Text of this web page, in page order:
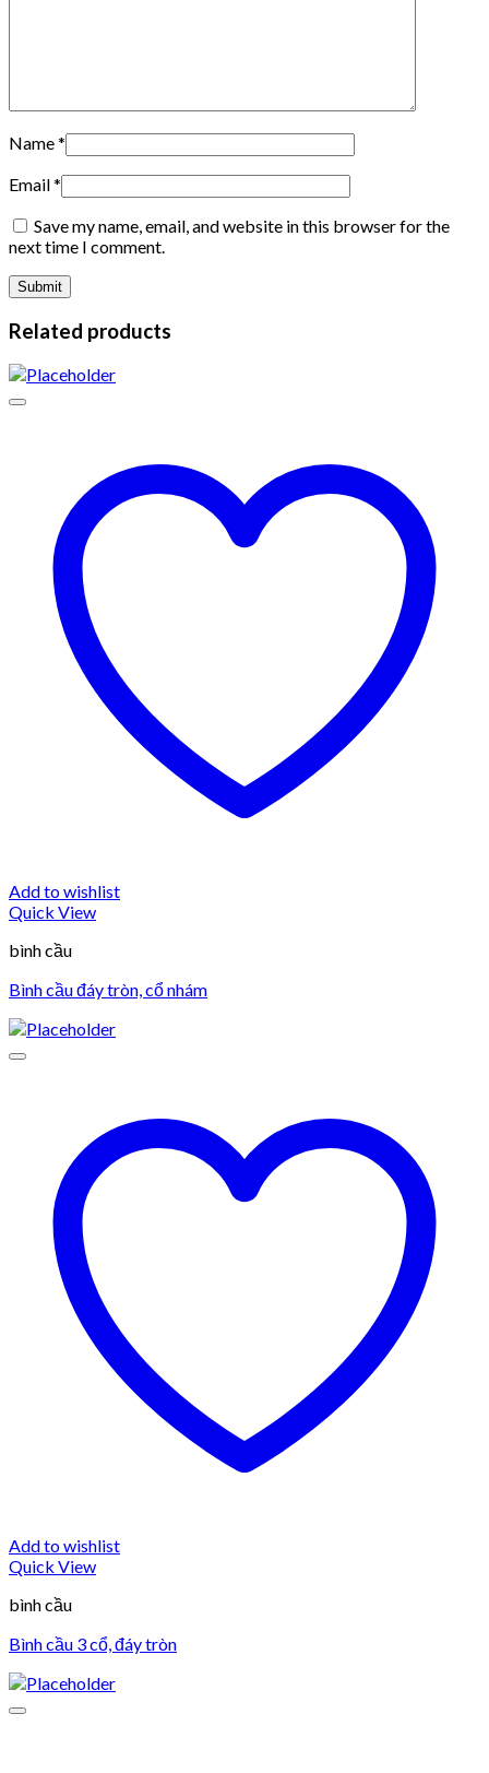
Name*
Email*
Save my name, email, and website in this browser for the
next time I comment.
Related products
Add to wishlist
Quick View
bình cầu
Bình cầu đáy tròn, cổ nhám
Add to wishlist
Quick View
bình cầu
Bình cầu 3 cổ, đáy tròn